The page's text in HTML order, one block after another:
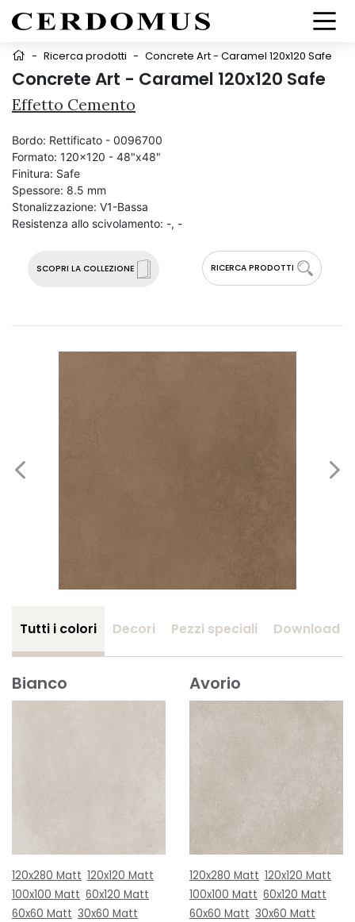
- Ricerca prodotti - Concrete Art - Caramel 120x120 Safe
Concrete Art - Caramel 120x120 Safe
Effetto Cemento
SCOPRI LA COLLEZIONE RICERCA PRODOTTI
Bordo: Rettificato - 0096700
Formato: 120x120 - 48"x48"
Finitura: Safe
Spessore: 8.5 mm
Stonalizzazione: V1-Bassa
Resistenza allo scivolamento: -, -
Tutti i colori Decori Pezzi speciali Download
Bianco
120x280 Matt 120x120 Matt
100x100 Matt 60x120 Matt
60x60 Matt 30x60 Matt
Avorio
120x280 Matt 120x120 Matt
100x100 Matt 60x120 Matt
60x60 Matt 30x60 Matt